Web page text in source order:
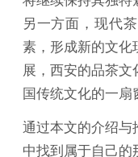
另一方面，现代
素，形成新的文化
展，西安的品茶
国传统文化的一扇
通过本文的介绍与
中找到属于自己的